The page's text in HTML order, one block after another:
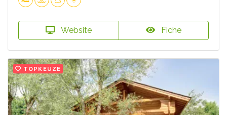
Website Fiche
TOPKEUZE